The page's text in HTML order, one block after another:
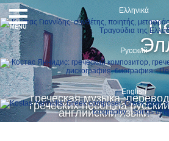
греческая музыка,
греческих песен на
английский языки
Ελληνικά
Русский
English
MENU